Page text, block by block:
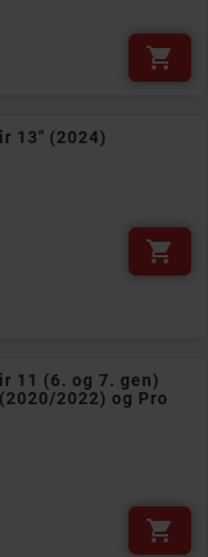

13" (2024)

11 (6. og 7. gen)
2022) og Pro
